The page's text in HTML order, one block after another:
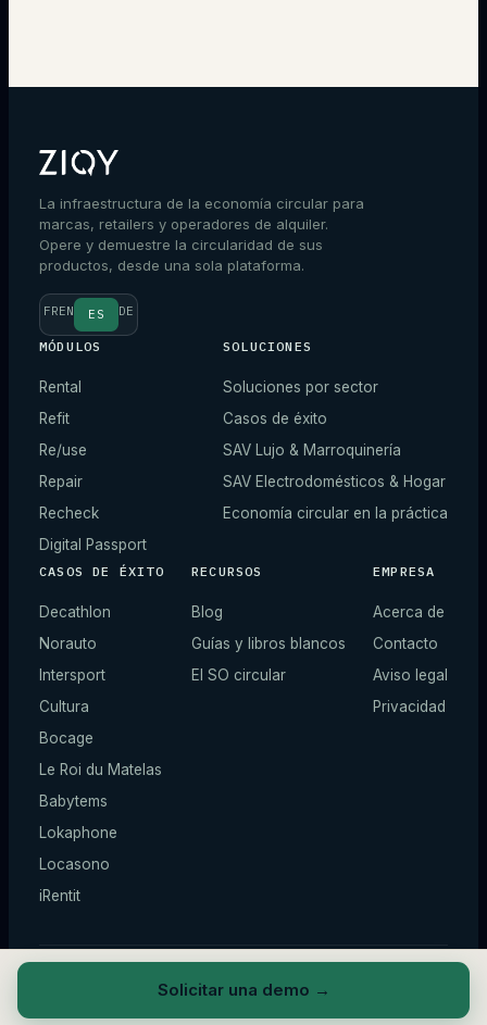
La infraestructura de la economía circular para
marcas, retailers y operadores de alquiler.
Opere y demuestre la circularidad de sus
productos, desde una sola plataforma.
FREN ES DE
MÓDULOS
Rental
Refit
Re/use
Repair
Recheck
Digital Passport
SOLUCIONES
Soluciones por sector
Casos de éxito
SAV Lujo & Marroquinería
SAV Electrodomésticos & Hogar
Economía circular en la práctica
CASOS DE ÉXITO
Decathlon
Norauto
Intersport
Cultura
Bocage
Le Roi du Matelas
Babytems
Lokaphone
Locasono
iRentit
RECURSOS
Blog
Guías y libros blancos
El SO circular
EMPRESA
Acerca de
Contacto
Aviso legal
Privacidad
Todos los derechos reservados.
Solicitar una demo →